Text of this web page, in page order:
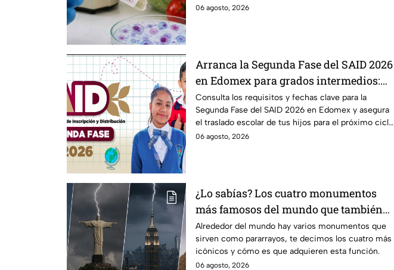
un brote.
06 agosto, 2026
Arranca la Segunda Fase del SAID 2026
en Edomex para grados intermedios:
Fechas clave y requisitos para cambios
de escuela
Consulta los requisitos y fechas clave para la
Segunda Fase del SAID 2026 en Edomex y asegura
el traslado escolar de tus hijos para el próximo ciclo
escolar.
06 agosto, 2026
¿Lo sabías? Los cuatro monumentos
más famosos del mundo que también
funcionan como pararrayos
Alrededor del mundo hay varios monumentos que
sirven como pararrayos, te decimos los cuatro más
icónicos y cómo es que adquieren esta función.
06 agosto, 2026